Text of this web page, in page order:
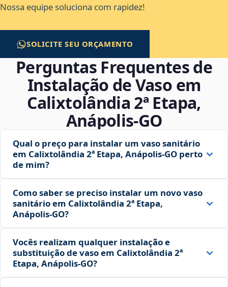
Nossa equipe soluciona com rapidez!
SOLICITE SEU ORÇAMENTO
Perguntas Frequentes de
Instalação de Vaso em
Calixtolândia 2ª Etapa,
Anápolis‑GO
Qual o preço para instalar um vaso sanitário
em Calixtolândia 2ª Etapa, Anápolis‑GO perto
de mim?
Como saber se preciso instalar um novo vaso
sanitário em Calixtolândia 2ª Etapa,
Anápolis‑GO?
Vocês realizam qualquer instalação e
substituição de vaso em Calixtolândia 2ª
Etapa, Anápolis‑GO?